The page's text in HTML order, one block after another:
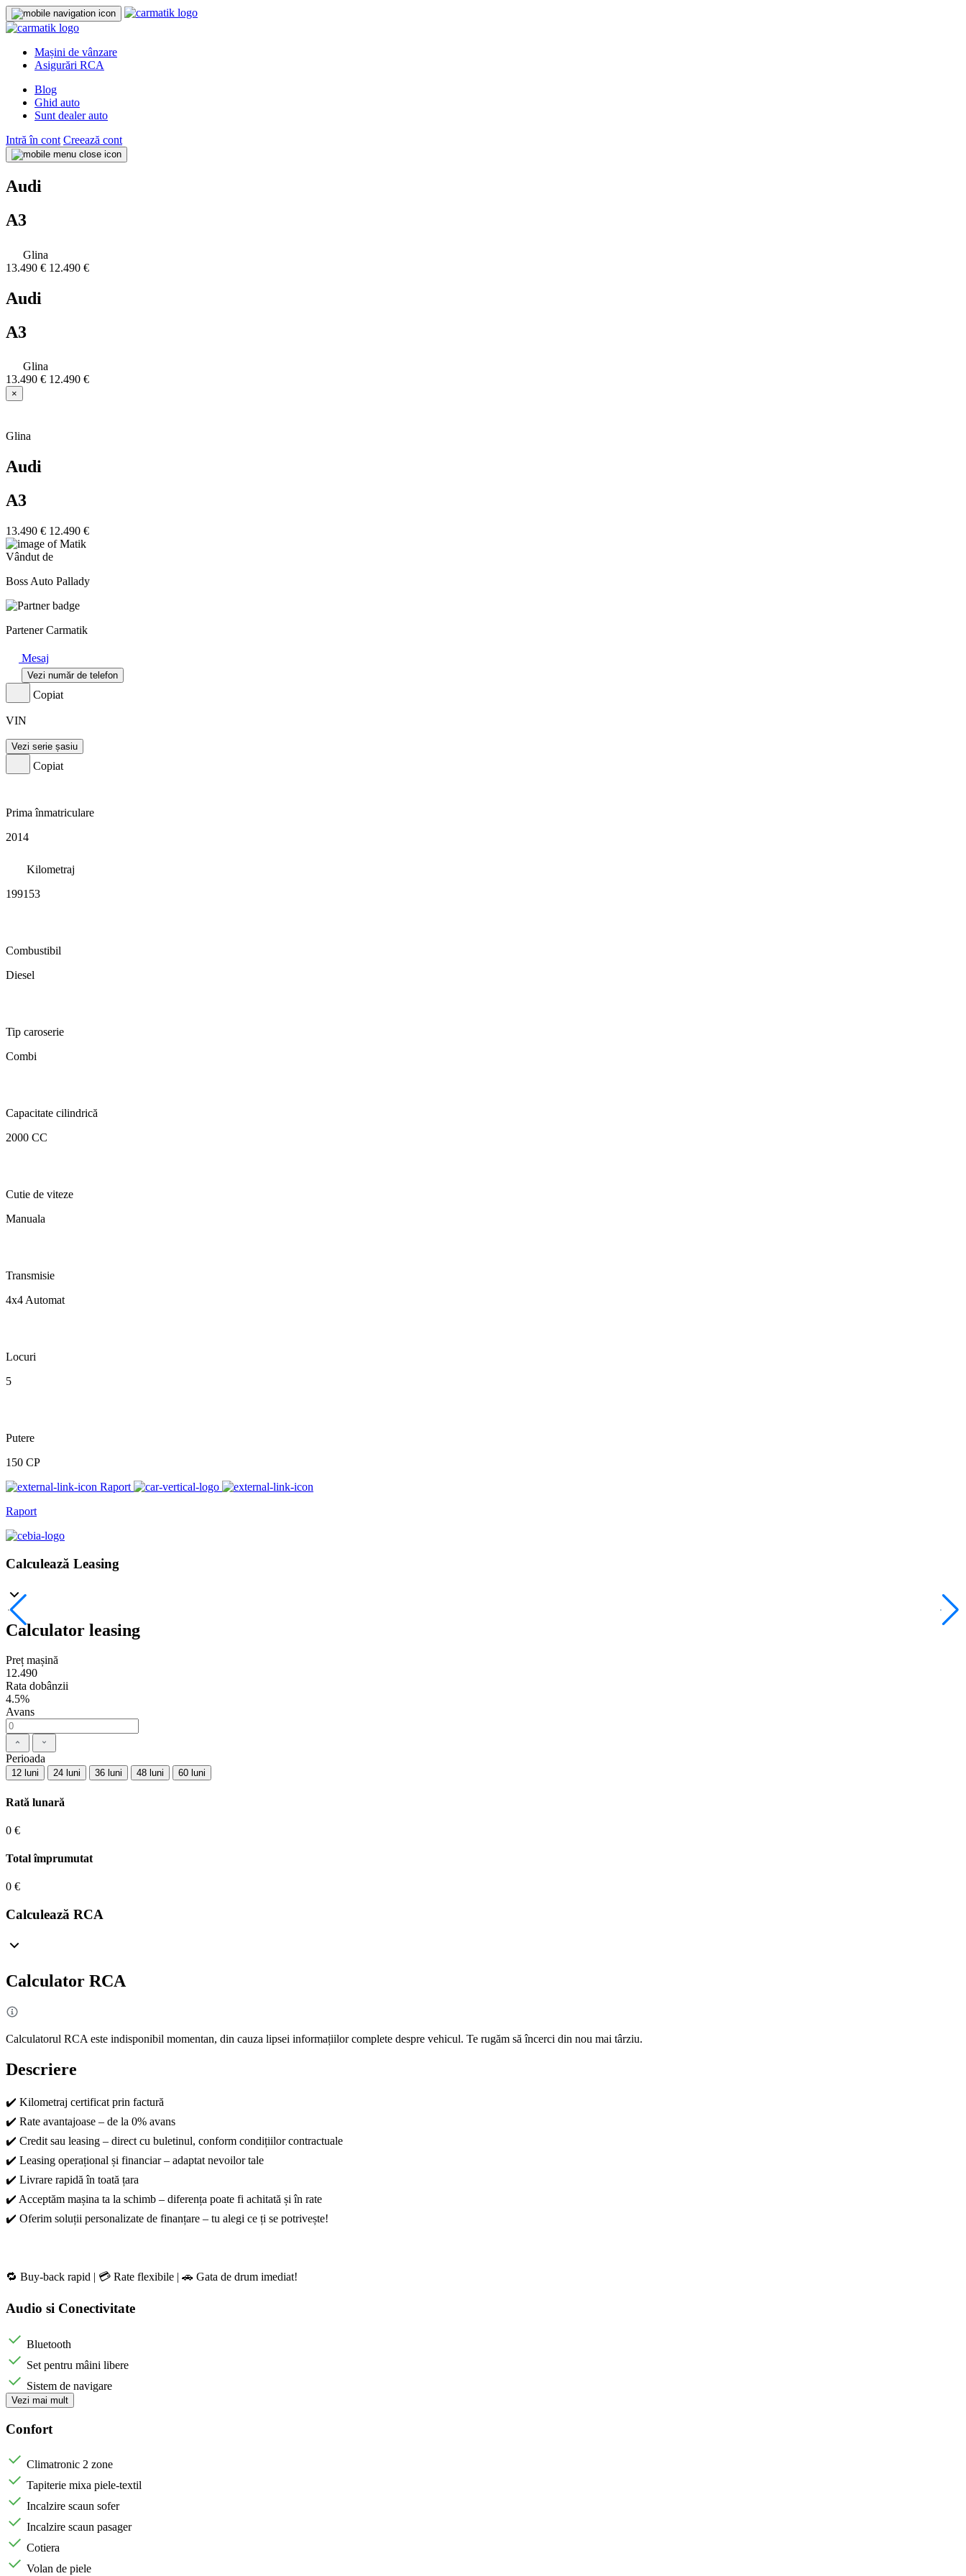
Mașini de vânzare
Asigurări RCA
Blog
Ghid auto
Sunt dealer auto
Intră în cont Creează cont
Audi
A3
Glina
13.490 € 12.490 €
Audi
A3
Glina
13.490 € 12.490 €
×
Glina
Audi
A3
13.490 € 12.490 €
Vândut de
Boss Auto Pallady
Partener Carmatik
Mesaj
Vezi număr de telefon
Copiat
VIN
Vezi serie șasiu
Copiat
Prima înmatriculare
2014
Kilometraj
199153
Combustibil
Diesel
Tip caroserie
Combi
Capacitate cilindrică
2000 CC
Cutie de viteze
Manuala
Transmisie
4x4 Automat
Locuri
5
Putere
150 CP
Raport
Raport
Calculează Leasing
Calculator leasing
Preț mașină
12.490
Rata dobânzii
4.5%
Avans
Perioada
12 luni 24 luni 36 luni 48 luni 60 luni
Rată lunară
0 €
Total împrumutat
0 €
Calculează RCA
Calculator RCA
Calculatorul RCA este indisponibil momentan, din cauza lipsei informațiilor complete despre vehicul. Te rugăm să încerci din nou mai târziu.
Descriere
✔️ Kilometraj certificat prin factură
✔️ Rate avantajoase – de la 0% avans
✔️ Credit sau leasing – direct cu buletinul, conform condițiilor contractuale
✔️ Leasing operațional și financiar – adaptat nevoilor tale
✔️ Livrare rapidă în toată țara
✔️ Acceptăm mașina ta la schimb – diferența poate fi achitată și în rate
✔️ Oferim soluții personalizate de finanțare – tu alegi ce ți se potrivește!
🔁 Buy-back rapid | 💳 Rate flexibile | 🚗 Gata de drum imediat!
Audio si Conectivitate
Bluetooth
Set pentru mâini libere
Sistem de navigare
Vezi mai mult
Confort
Climatronic 2 zone
Tapiterie mixa piele-textil
Incalzire scaun sofer
Incalzire scaun pasager
Cotiera
Volan de piele